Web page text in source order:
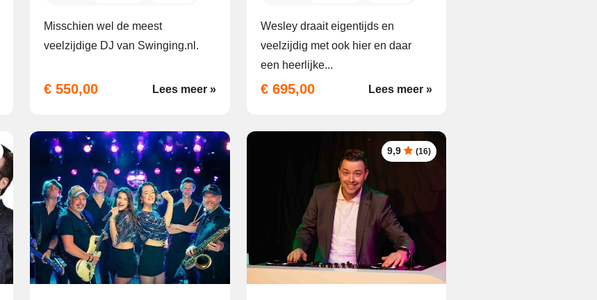
Misschien wel de meest
veelzijdige DJ van Swinging.nl.
€ 550,00 Lees meer »
Wesley draait eigentijds en
veelzijdig met ook hier en daar
een heerlijke...
€ 695,00 Lees meer »
9,9 (16)